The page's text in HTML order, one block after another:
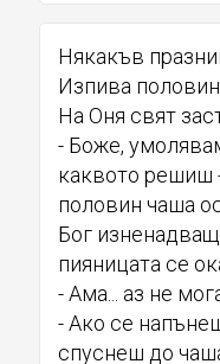
Някакъв
Изпива
На Оня свят
- Боже,
каквото решиш
половин чаша
Бог
пияницата се
- Ама... аз не
- Ако се
спуснеш до